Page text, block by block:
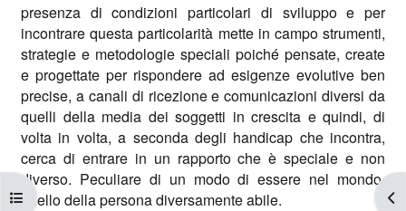
Apri indice del corso
presenza di condizioni particolari di sviluppo e per
incontrare questa particolarità mette in campo strumenti,
strategie e metodologie speciali poiché pensate, create
e progettate per rispondere ad esigenze evolutive ben
precise, a canali di ricezione e comunicazioni diversi da
quelli della media dei soggetti in crescita e quindi, di
volta in volta, a seconda degli handicap che incontra,
cerca di entrare in un rapporto che è speciale e non
diverso. Peculiare di un modo di essere nel mondo,
quello della persona diversamente abile.